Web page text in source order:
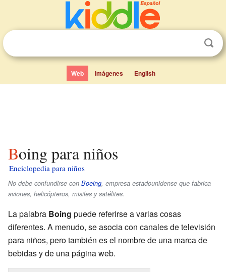
Web Imágenes English
Boing para niños
Enciclopedia para niños
No debe confundirse con Boeing, empresa estadounidense que fabrica
aviones, helicópteros, misiles y satélites.
La palabra Boing puede referirse a varias cosas
diferentes. A menudo, se asocia con canales de televisión
para niños, pero también es el nombre de una marca de
bebidas y de una página web.